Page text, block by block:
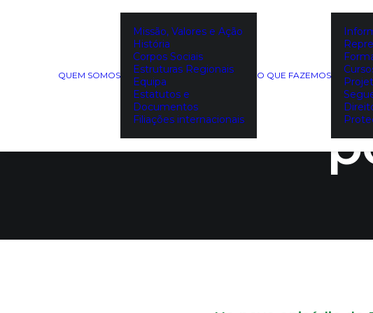
QUEM SOMOS
Missão, Valores e Ação
História
Corpos Sociais
Estruturas Regionais
Equipa
Estatutos e
Documentos
Filiações internacionais
O QUE FAZEMOS
Como